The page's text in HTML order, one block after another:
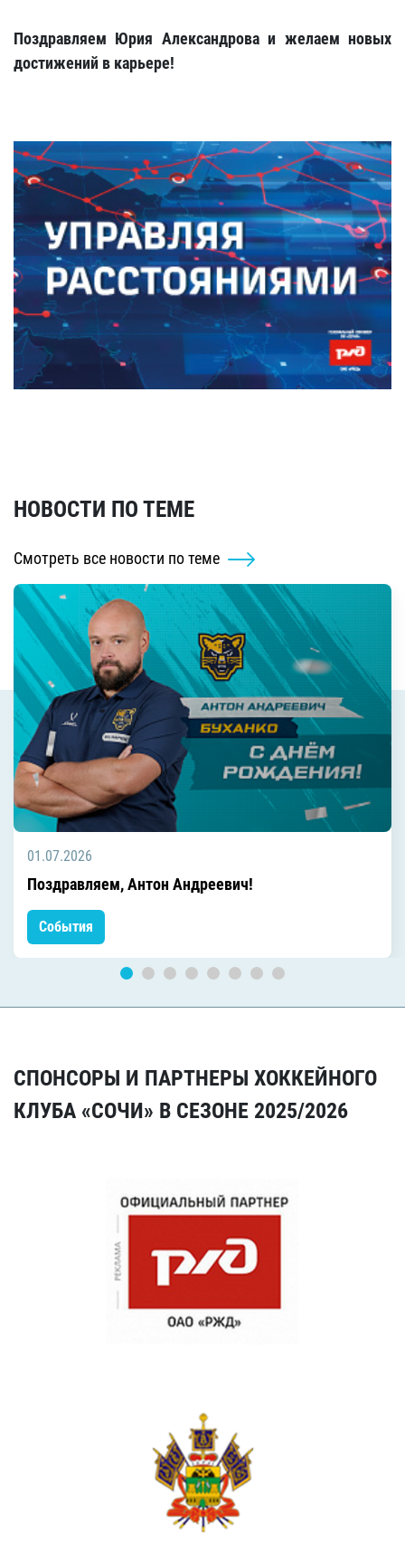
Поздравляем Юрия Александрова и желаем новых
достижений в карьере!
НОВОСТИ ПО ТЕМЕ
Смотреть все новости по теме
01.07.2026
Поздравляем, Антон Андреевич!
События
СПОНСОРЫ И ПАРТНЕРЫ ХОККЕЙНОГО
КЛУБА «СОЧИ» В СЕЗОНЕ 2025/2026